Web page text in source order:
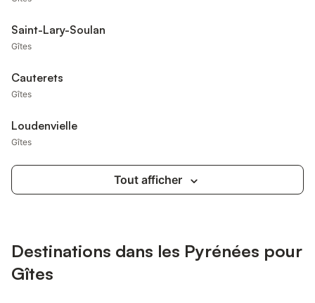
Saint-Lary-Soulan
Gîtes
Cauterets
Gîtes
Loudenvielle
Gîtes
Tout afficher
Destinations dans les Pyrénées pour
Gîtes